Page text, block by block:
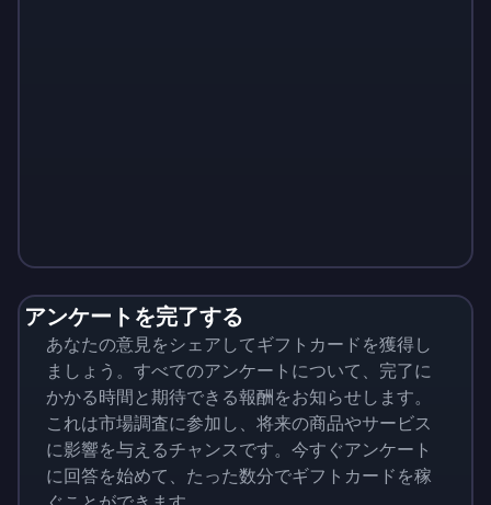
アンケートを完了する
あなたの意見をシェアしてギフトカードを獲得し
ましょう。すべてのアンケートについて、完了に
かかる時間と期待できる報酬をお知らせします。
これは市場調査に参加し、将来の商品やサービス
に影響を与えるチャンスです。今すぐアンケート
に回答を始めて、たった数分でギフトカードを稼